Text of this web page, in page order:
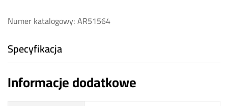
Numer katalogowy: AR51564
Specyfikacja
Informacje dodatkowe